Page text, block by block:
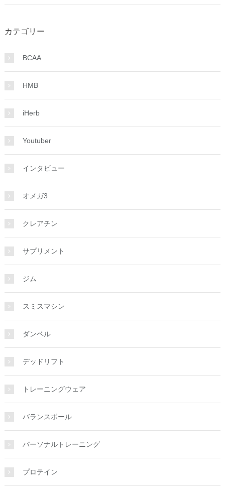
カテゴリー
BCAA
HMB
iHerb
Youtuber
インタビュー
オメガ3
クレアチン
サプリメント
ジム
スミスマシン
ダンベル
デッドリフト
トレーニングウェア
バランスボール
パーソナルトレーニング
プロテイン